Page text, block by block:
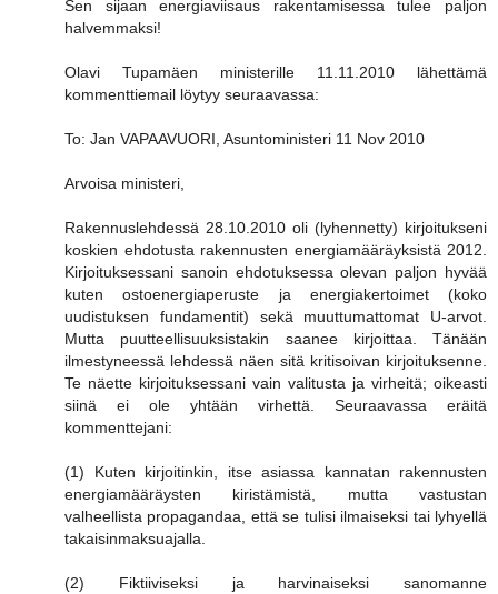
Sen sijaan energiaviisaus rakentamisessa tulee paljon
halvemmaksi!
Olavi Tupamäen ministerille 11.11.2010 lähettämä
kommenttiemail löytyy seuraavassa:
To: Jan VAPAAVUORI, Asuntoministeri 11 Nov 2010
Arvoisa ministeri,
Rakennuslehdessä 28.10.2010 oli (lyhennetty) kirjoitukseni
koskien ehdotusta rakennusten energiamääräyksistä 2012.
Kirjoituksessani sanoin ehdotuksessa olevan paljon hyvää
kuten ostoenergiaperuste ja energiakertoimet (koko
uudistuksen fundamentit) sekä muuttumattomat U-arvot.
Mutta puutteellisuuksistakin saanee kirjoittaa. Tänään
ilmestyneessä lehdessä näen sitä kritisoivan kirjoituksenne.
Te näette kirjoituksessani vain valitusta ja virheitä; oikeasti
siinä ei ole yhtään virhettä. Seuraavassa eräitä
kommenttejani:
(1) Kuten kirjoitinkin, itse asiassa kannatan rakennusten
energiamääräysten kiristämistä, mutta vastustan
valheellista propagandaa, että se tulisi ilmaiseksi tai lyhyellä
takaisinmaksuajalla.
(2) Fiktiiviseksi ja harvinaiseksi sanomanne